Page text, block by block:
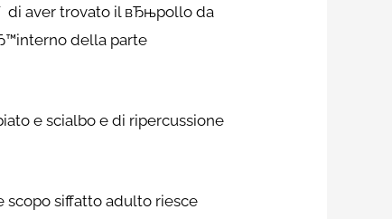
di aver trovato il вЂњpollo da
della parte
e scialbo e di ripercussione
siffatto adulto riesce